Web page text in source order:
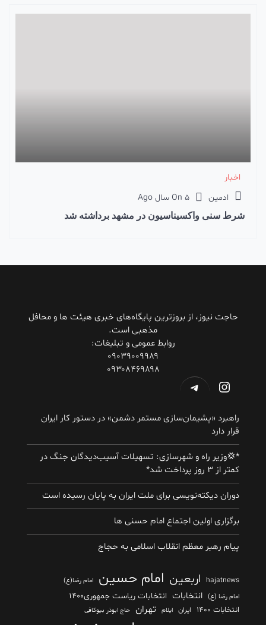
اخبار
ادمین
On 5 سال Ago
شرط سنی واکسیناسیون در مشهد برداشته شد
حاجت نیوز، از بروزترین پایگاه‌های خبری هیئت ها و محافل
مذهبی است.
روابط عمومی و تبلیغات:
۰۹۰۳۹۰۰۹۹۸۹
۰۹۳۰۸۴۶۹۸۹۸
اینستاگرم
تلگرام
راهبرد «پشیمان‌سازی مستمر دشمن» در دستور کار ایران
قرار دارد
*💢وزیر راه و شهرسازی: تسهیلات آسیب‌دیدگان جنگ در
کمتر از ۳ روز پرداخت شد*
دوران دیکته‌نویسی برای ملت ایران به پایان رسیده است
برگزاری اولین اجتماع امام حسنی ها
پیام رهبر معظم انقلاب اسلامی به حجاج
hajatnews اربعین امام حسین
امام رضا(ع)
امام رضا (ع) انتخابات انتخابات ریاست جمهوری۱۴۰۰
انتخابات ۱۴۰۰ ایران ایلام تهران حاج ابوذر بیوکافی